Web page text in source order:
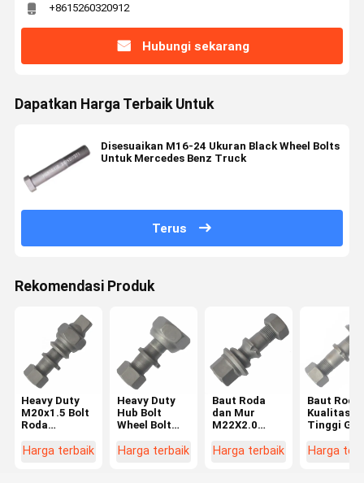
+8615260320912
Hubungi sekarang
Dapatkan Harga Terbaik Untuk
Disesuaikan M16-24 Ukuran Black Wheel Bolts
Untuk Mercedes Benz Truck
Terus
Rekomendasi Produk
Heavy Duty
M20x1.5 Bolt
Roda
untuk Hino
Harga terbaik
Heavy Duty
Hub Bolt
Wheel Bolt
FF/MA Depan
Harga terbaik
Baut Roda
dan Mur
M22X2.0
untuk Truk
Harga terbaik
Baut Roda
Kualitas
Tinggi
untuk Truk
Harga